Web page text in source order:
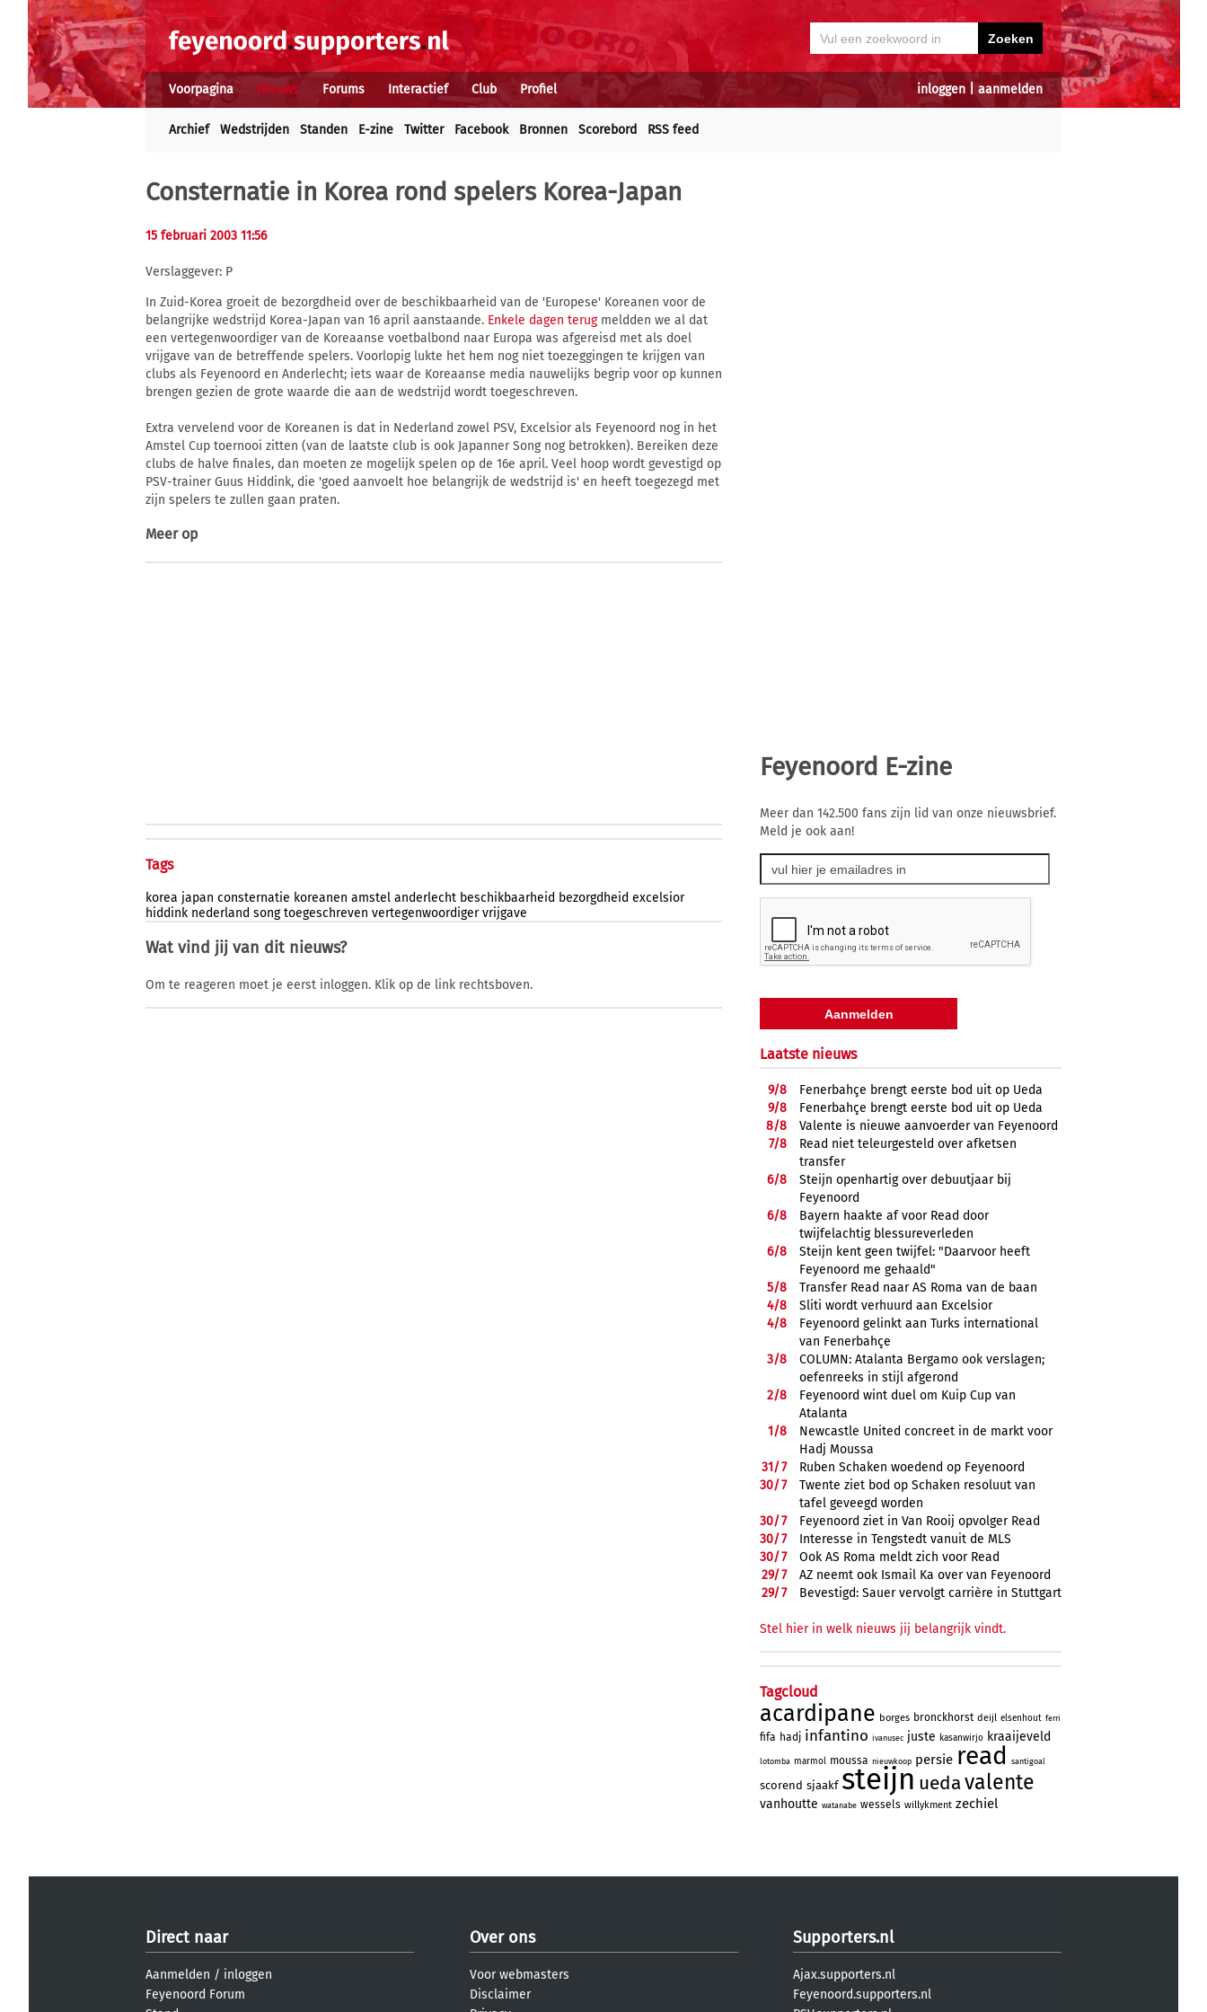
inloggen aanmelden
Voorpagina Nieuws Forums Interactief Club Profiel
Archief Wedstrijden Standen E-zine Twitter Facebook Bronnen Scorebord RSS feed
Consternatie in Korea rond spelers Korea-Japan
15 februari 2003 11:56
Verslaggever: P
In Zuid-Korea groeit de bezorgdheid over de beschikbaarheid van de 'Europese' Koreanen voor de
belangrijke wedstrijd Korea-Japan van 16 april aanstaande. Enkele dagen terugmeldden we al dat
een vertegenwoordiger van de Koreaanse voetbalbond naar Europa was afgereisd met als doel
vrijgave van de betreffende spelers. Voorlopig lukte het hem nog niet toezeggingen te krijgen van
clubs als Feyenoord en Anderlecht; iets waar de Koreaanse media nauwelijks begrip voor op kunnen
brengen gezien de grote waarde die aan de wedstrijd wordt toegeschreven.
Extra vervelend voor de Koreanen is dat in Nederland zowel PSV, Excelsior als Feyenoord nog in het
Amstel Cup toernooi zitten (van de laatste club is ook Japanner Song nog betrokken). Bereiken deze
clubs de halve finales, dan moeten ze mogelijk spelen op de 16e april. Veel hoop wordt gevestigd op
PSV-trainer Guus Hiddink, die 'goed aanvoelt hoe belangrijk de wedstrijd is' en heeft toegezegd met
zijn spelers te zullen gaan praten.
Meer op
Tags
korea japan consternatie koreanen amstel anderlecht beschikbaarheid bezorgdheid excelsior
hiddink nederland song toegeschreven vertegenwoordiger vrijgave
Wat vind jij van dit nieuws?
Om te reageren moet je eerst inloggen. Klik op de link rechtsboven.
Feyenoord E-zine
Meer dan 142.500 fans zijn lid van onze nieuwsbrief.
Meld je ook aan!
Laatste nieuws
9/8
Fenerbahçe brengt eerste bod uit op Ueda
9/8
Fenerbahçe brengt eerste bod uit op Ueda
8/8
Valente is nieuwe aanvoerder van Feyenoord
7/8
Read niet teleurgesteld over afketsen
transfer
6/8
Steijn openhartig over debuutjaar bij
Feyenoord
6/8
Bayern haakte af voor Read door
twijfelachtig blessureverleden
6/8
Steijn kent geen twijfel: "Daarvoor heeft
Feyenoord me gehaald"
5/8
Transfer Read naar AS Roma van de baan
4/8
Sliti wordt verhuurd aan Excelsior
4/8
Feyenoord gelinkt aan Turks international
van Fenerbahçe
3/8
COLUMN: Atalanta Bergamo ook verslagen;
oefenreeks in stijl afgerond
2/8
Feyenoord wint duel om Kuip Cup van
Atalanta
1/8
Newcastle United concreet in de markt voor
Hadj Moussa
31/7
Ruben Schaken woedend op Feyenoord
30/7
Twente ziet bod op Schaken resoluut van
tafel geveegd worden
30/7
Feyenoord ziet in Van Rooij opvolger Read
30/7
Interesse in Tengstedt vanuit de MLS
30/7
Ook AS Roma meldt zich voor Read
29/7
AZ neemt ook Ismail Ka over van Feyenoord
29/7 Bevestigd: Sauer vervolgt carrière in Stuttgart
Stel hier in welk nieuws jij belangrijk vindt.
Tagcloud
acardipane borges bronckhorst deijl elsenhout ferri
fifa hadj infantino ivanusec juste kasanwirjo kraaijeveld
lotomba marmol moussa nieuwkoop persie read santigoal
scorend sjaakf steijn uedavalente
vanhoutte watanabe wessels willykment zechiel
Direct naar
Aanmelden / inloggen
Feyenoord Forum
Over ons
Voor webmasters
Disclaimer
Supporters.nl
Ajax.supporters.nl
Feyenoord.supporters.nl